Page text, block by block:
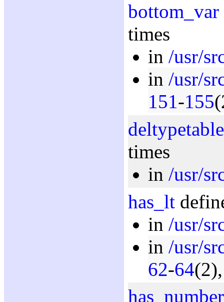
bottom_var
times
in /usr/
in /usr/
151-155
deltypetable
times
in /usr/
has_lt
in /usr/
in /usr/
62-64
has_number